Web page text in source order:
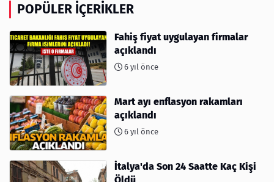
POPÜLER İÇERIKLER
Fahiş fiyat uygulayan firmalar
açıklandı
6 yıl önce
Mart ayı enflasyon rakamları
açıklandı
6 yıl önce
İtalya'da Son 24 Saatte Kaç Kişi
Öldü